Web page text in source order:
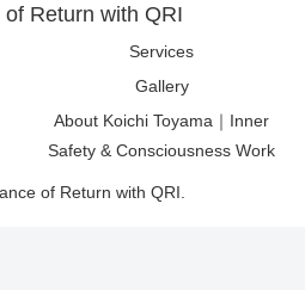
Return with QRI
Services
Gallery
About Koichi Toyama｜Inner
Safety & Consciousness Work
of Return with QRI.